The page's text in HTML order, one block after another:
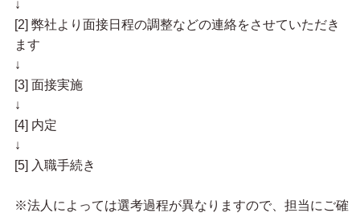
↓
[2] 弊社より面接日程の調整などの連絡をさせていただき
ます
↓
[3] 面接実施
↓
[4] 内定
↓
[5] 入職手続き
※法人によっては選考過程が異なりますので、担当にご確